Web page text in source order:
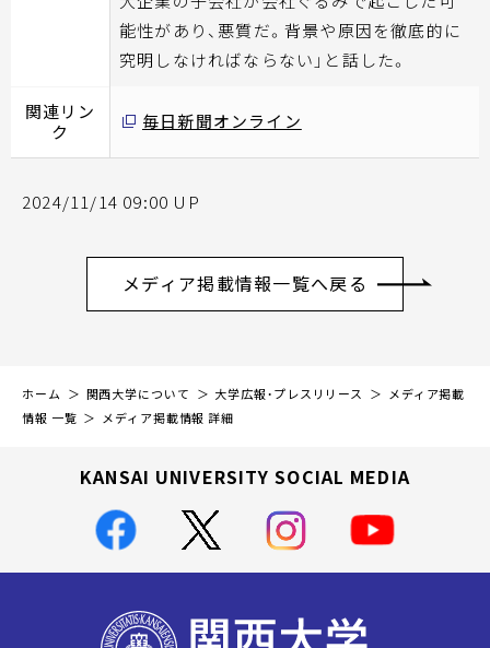
能性があり、悪質だ。背景や原因を徹底的に
究明しなければならない」と話した。
関連リン
ク
毎日新聞オンライン
2024/11/14 09:00 UP
メディア掲載情報一覧へ戻る
ホーム 関西大学について 大学広報・プレスリリース
メディア掲載
情報 一覧
メディア掲載情報 詳細
KANSAI UNIVERSITY SOCIAL MEDIA